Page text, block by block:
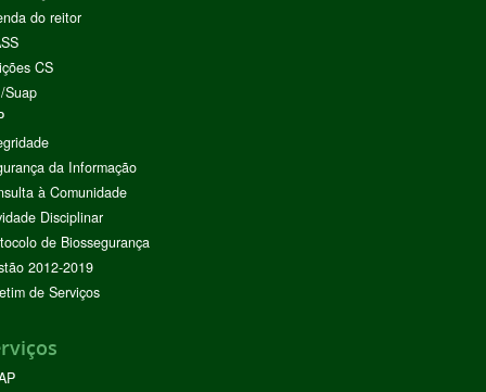
do reitor
CS
Suap
da Informação
à Comunidade
Disciplinar
de Biossegurança
2012-2019
de Serviços